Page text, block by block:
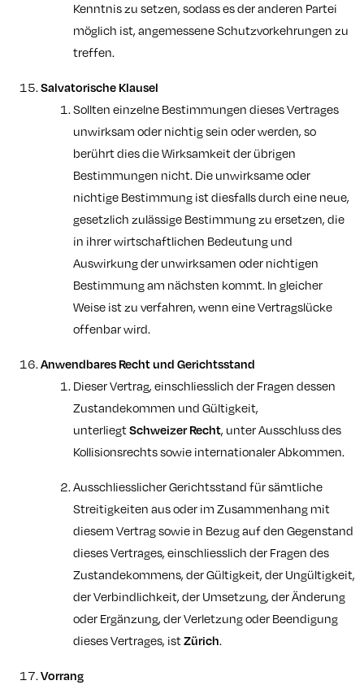
Kenntnis zu setzen, sodass es der anderen Partei
möglich ist, angemessene Schutzvorkehrungen zu
treffen.
Salvatorische Klausel
Sollten einzelne Bestimmungen dieses Vertrages
unwirksam oder nichtig sein oder werden, so
berührt dies die Wirksamkeit der übrigen
Bestimmungen nicht. Die unwirksame oder
nichtige Bestimmung ist diesfalls durch eine neue,
gesetzlich zulässige Bestimmung zu ersetzen, die
in ihrer wirtschaftlichen Bedeutung und
Auswirkung der unwirksamen oder nichtigen
Bestimmung am nächsten kommt. In gleicher
Weise ist zu verfahren, wenn eine Vertragslücke
offenbar wird.
Anwendbares Recht und Gerichtsstand
Dieser Vertrag, einschliesslich der Fragen dessen
Zustandekommen und Gültigkeit,
unterliegtSchweizer Recht, unter Ausschluss des
Kollisionsrechts sowie internationaler Abkommen.
Ausschliesslicher Gerichtsstand für sämtliche
Streitigkeiten aus oder im Zusammenhang mit
diesem Vertrag sowie in Bezug auf den Gegenstand
dieses Vertrages, einschliesslich der Fragen des
Zustandekommens, der Gültigkeit, der Ungültigkeit,
der Verbindlichkeit, der Umsetzung, der Änderung
oder Ergänzung, der Verletzung oder Beendigung
dieses Vertrages, istZürich.
Vorrang